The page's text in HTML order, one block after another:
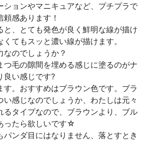
ションやマニキュアなど、プチプラで
感あります！
と、とても発色が良く鮮明な線が描け
てもスッと濃い線が描けます。
なのでしょうか？
つ毛の隙間を埋める感じに塗るのがナ
良い感じです?
す。おすすめはブラウン色です。ブラ
い感じなのでしょうか、わたしは元々
るタイプなので、ブラウンより、ブル
ったら欲しいです☆
パンダ目にはなりません、落とすとき